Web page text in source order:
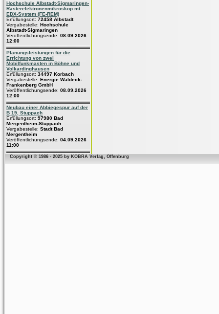
Hochschule Albstadt-Sigmaringen-
Rasterelektronenmikroskop mt
EDX-System (FE-REM)
Erfüllungsort: 72458 Albstadt
Vergabestelle: Hochschule
Albstadt-Sigmaringen
Veröffentlichungsende: 08.09.2026
12:00
Planungsleistungen für die
Errichtung von zwei
Mobilfunkmasten in Böhne und
Volkardinghausen
Erfüllungsort: 34497 Korbach
Vergabestelle: Energie Waldeck-
Frankenberg GmbH
Veröffentlichungsende: 08.09.2026
12:00
Neubau einer Abbiegespur auf der
B 19, Stuppach
Erfüllungsort: 97980 Bad
Mergentheim-Stuppach
Vergabestelle: Stadt Bad
Mergentheim
Veröffentlichungsende: 04.09.2026
11:00
Copyright © 1986 - 2025 by KOBRA Verlag, Offenburg